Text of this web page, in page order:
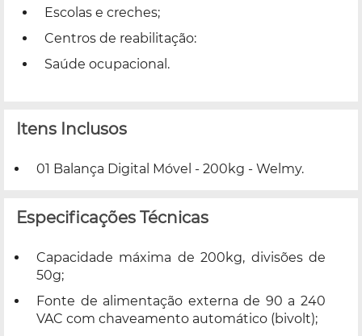
Escolas e creches;
Centros de reabilitação:
Saúde ocupacional.
Itens Inclusos
01 Balança Digital Móvel - 200kg - Welmy.
Especificações Técnicas
Capacidade máxima de 200kg, divisões de
50g;
Fonte de alimentação externa de 90 a 240
VAC com chaveamento automático (bivolt);